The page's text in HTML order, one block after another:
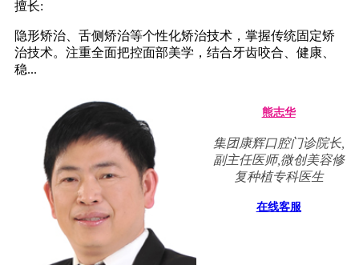
擅长:
隐形矫治、舌侧矫治等个性化矫治技术，掌握传统固定矫
治技术。注重全面把控面部美学，结合牙齿咬合、健康、
稳...
熊志华
集团康辉口腔门诊院长,
副主任医师,微创美容修
复种植专科医生
在线客服